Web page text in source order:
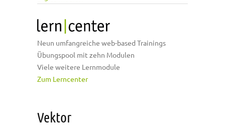
Neun umfangreiche web-based Trainings
Übungspool mit zehn Modulen
Viele weitere Lernmodule
Zum Lerncenter
Vektor